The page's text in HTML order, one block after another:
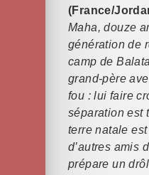
(France/
Maha, douze
génération de
camp de
grand-père
fou : lui faire
séparation est
terre natale
d’autres amis
prépare un